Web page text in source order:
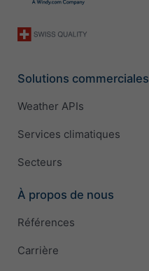
Solutions commerciales
Weather APIs
Services climatiques
Secteurs
À propos de nous
Références
Carrière